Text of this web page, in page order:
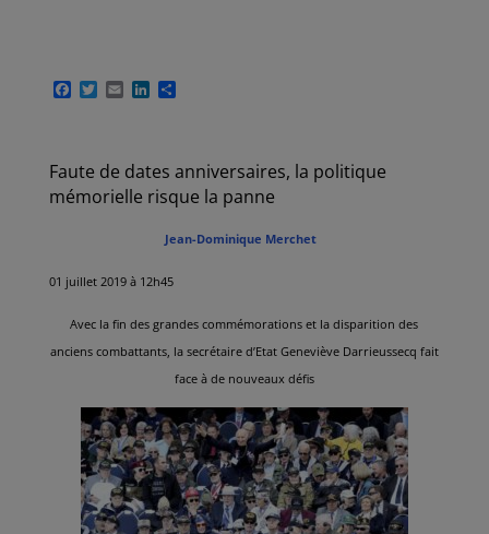
F
o
o
T
e
r
E L
d
I
P
g
e
r
Faute de dates anniversaires, la politique
mémorielle risque la panne
Jean-Dominique Merchet
01 juillet 2019 à 12h45
Avec la fin des grandes commémorations et la disparition des
anciens combattants, la secrétaire d’Etat Geneviève Darrieussecq fait
face à de nouveaux défis